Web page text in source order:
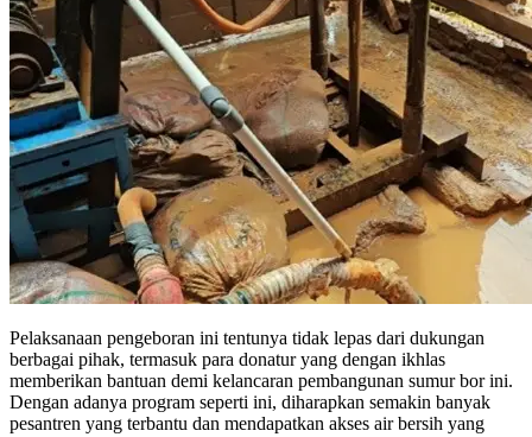
Pelaksanaan pengeboran ini tentunya tidak lepas dari dukungan
berbagai pihak, termasuk para donatur yang dengan ikhlas
memberikan bantuan demi kelancaran pembangunan sumur bor ini.
Dengan adanya program seperti ini, diharapkan semakin banyak
pesantren yang terbantu dan mendapatkan akses air bersih yang